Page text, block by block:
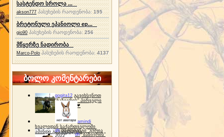
სასტენდო სროლა ...
akson777 პასუხების რაოდენობა:195
ბრეტონული ეპანიოლი ep...
gio90 პასუხების რაოდენობა:256
მწყერზე ნადირობა
Marco-Polo პასუხების რაოდენობა:4137
ბოლო კომენტარები
gogita12 გავიხსენოთ
"ბაზიერის" პირველი
ტურნირი ❤
amindi
ხვალიდან საქართველოში
ამინდი გაუარესდება
dh სპორტინგი "გურია
2022"
dh "ბაზიერის"